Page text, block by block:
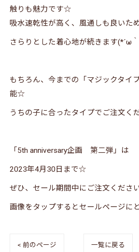
触りも魅力です☆
吸水速乾性が高く、風通しも良いた
さらりとした着心地が続きます(*´ω
もちろん、今までの「マジックタイ
能☆
うちの子に合ったタイプでご注文く
「5th anniversary企画 第二弾」は
2023年4月30日まで☆
ぜひ、セール期間中にご注文くださ
画像をタップするとセールページに
< 前のページ 一覧に戻る